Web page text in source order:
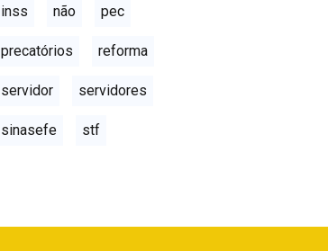
inss não pec
precatórios reforma
servidor servidores
sinasefe stf